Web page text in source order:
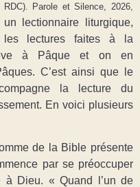
Parole et Silence, 2026,
lectionnaire liturgique,
les lectures faites à la
à Pâque et on en
C’est ainsi que le
la lecture du
En voici plusieurs
de la Bible présente
par se préoccuper
à Dieu. « Quand l’un de